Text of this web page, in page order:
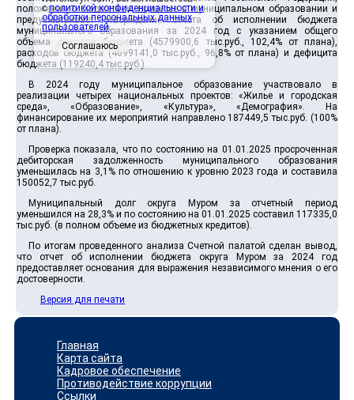
положения о бюджетном процессе в муниципальном образовании и
предусматривает утверждение отчета об исполнении бюджета
муниципального образования за 2024 год с указанием общего
объема доходов бюджета (4579900,6 тыс.руб., 102,4% от плана),
расходов бюджета (4699141,0 тыс.руб., 96,8% от плана) и дефицита
бюджета (119240,4 тыс.руб.).
В 2024 году муниципальное образование участвовало в
реализации четырех национальных проектов: «Жилье и городская
среда», «Образование», «Культура», «Демография». На
финансирование их мероприятий направлено 187449,5 тыс.руб. (100%
от плана).
Проверка показала, что по состоянию на 01.01.2025 просроченная
дебиторская задолженность муниципального образования
уменьшилась на 3,1% по отношению к уровню 2023 года и составила
150052,7 тыс.руб.
Муниципальный долг округа Муром за отчетный период
уменьшился на 28,3% и по состоянию на 01.01.2025 составил 117335,0
тыс.руб. (в полном объеме из бюджетных кредитов).
По итогам проведенного анализа Счетной палатой сделан вывод,
что отчет об исполнении бюджета округа Муром за 2024 год
предоставляет основания для выражения независимого мнения о его
достоверности.
Версия для печати
Главная
Карта сайта
Кадровое обеспечение
Противодействие коррупции
Ссылки
сполитикой конфиденциальности и
обработки персональных данных
пользователей.
Соглашаюсь